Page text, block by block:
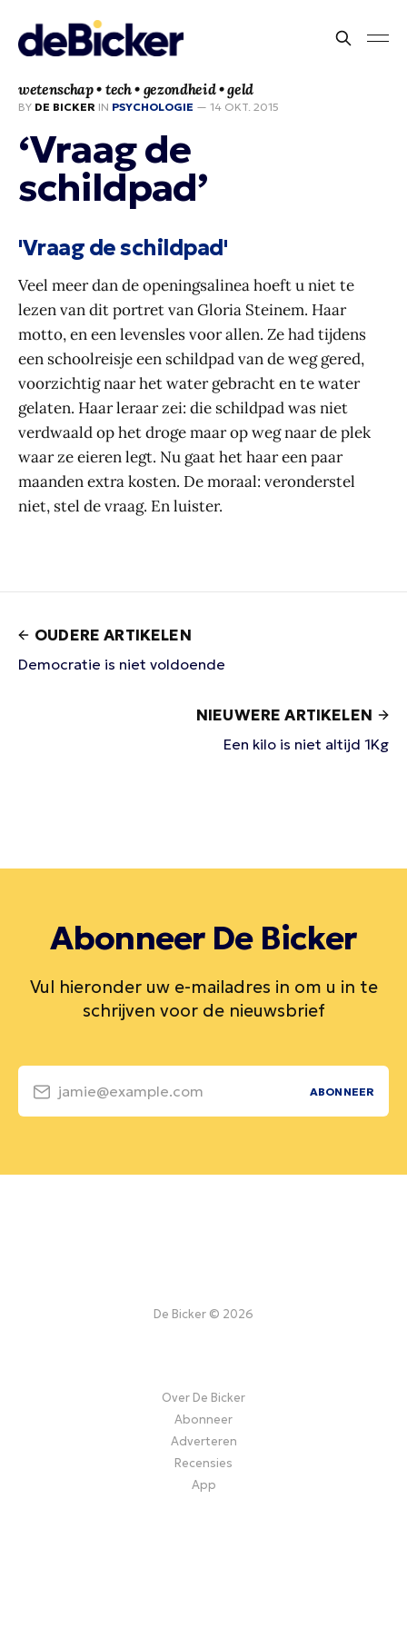
wetenschap • tech • gezondheid • geld
BY DE BICKER IN PSYCHOLOGIE — 14 OKT. 2015
‘Vraag de
schildpad’
'Vraag de schildpad'
Veel meer dan de openingsalinea hoeft u niet te
lezen van dit portret van Gloria Steinem. Haar
motto, en een levensles voor allen. Ze had tijdens
een schoolreisje een schildpad van de weg gered,
voorzichtig naar het water gebracht en te water
gelaten. Haar leraar zei: die schildpad was niet
verdwaald op het droge maar op weg naar de plek
waar ze eieren legt. Nu gaat het haar een paar
maanden extra kosten. De moraal: veronderstel
niet, stel de vraag. En luister.
OUDERE ARTIKELEN
Democratie is niet voldoende
NIEUWERE ARTIKELEN
Een kilo is niet altijd 1Kg
Abonneer De Bicker
Vul hieronder uw e-mailadres in om u in te
schrijven voor de nieuwsbrief
jamie@example.com ABONNEER
De Bicker © 2026
Over De Bicker
Abonneer
Adverteren
Recensies
App